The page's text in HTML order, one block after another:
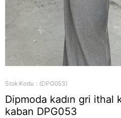
Stok Kodu (DPG053)
Dipmoda kadın gri ithal
kaban DPG053